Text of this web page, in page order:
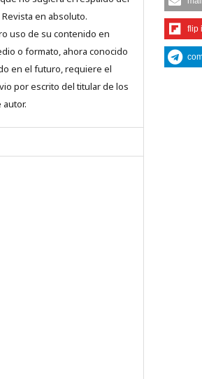
en absoluto.
uso de su contenido en
o formato, ahora conocido
en el futuro, requiere el
por escrito del titular de los
flip